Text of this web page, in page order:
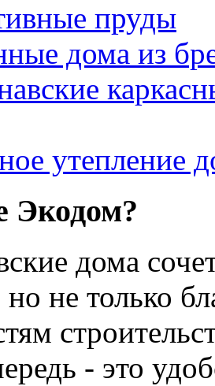
пруды
дома из
утепление
Экодом?
дома
не только
- это